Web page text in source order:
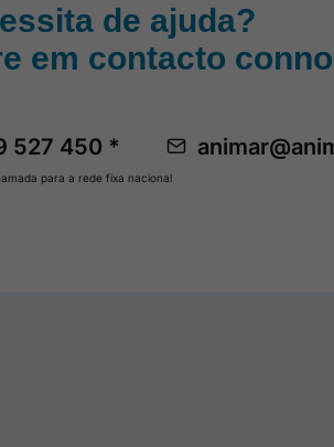
de ajuda?
em contacto
527 450 *
para a rede fixa nacional